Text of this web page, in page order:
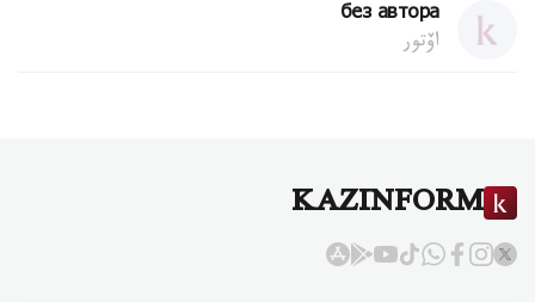
без автора
اۆتور
KAZINFORM